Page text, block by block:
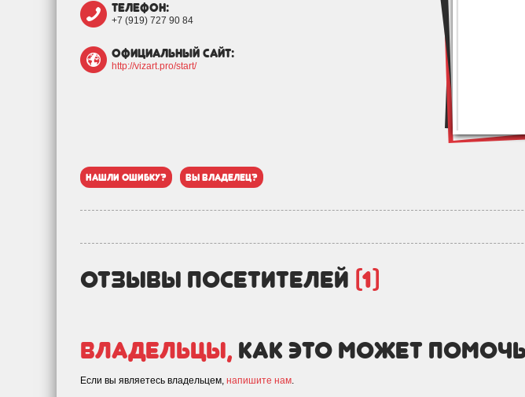
телефон:
+7 (919) 727 90 84
официальный сайт:
http://vizart.pro/start/
нашли ошибку? вы владелец?
отзывы посетителей (1)
Владельцы, как это может
Если вы являетесь владельцем, напишите нам.